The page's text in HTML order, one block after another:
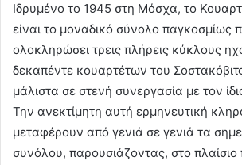
Ιδρυμένο το 1945 στη Μόσχα, το
είναι το μοναδικό σύνολο παγκοσμίως
ολοκληρώσει τρεις πλήρεις κύκλους
δεκαπέντε κουαρτέτων του
μάλιστα σε στενή συνεργασία με τον
Την ανεκτίμητη αυτή ερμηνευτική
μεταφέρουν από γενιά σε γενιά τα
συνόλου, παρουσιάζοντας, στο πλαίσιο